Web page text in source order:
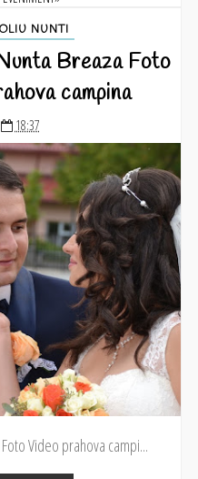
NUNTI
Breaza Foto
campina
18:37
Video prahova campi...